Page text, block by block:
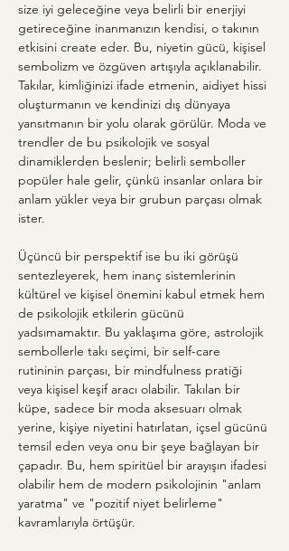
size iyi geleceğine veya belirli bir enerjiyi
getireceğine inanmanızın kendisi, o takının
etkisini create eder. Bu, niyetin gücü, kişisel
sembolizm ve özgüven artışıyla açıklanabilir.
Takılar, kimliğinizi ifade etmenin, aidiyet hissi
oluşturmanın ve kendinizi dış dünyaya
yansıtmanın bir yolu olarak görülür. Moda ve
trendler de bu psikolojik ve sosyal
dinamiklerden beslenir; belirli semboller
popüler hale gelir, çünkü insanlar onlara bir
anlam yükler veya bir grubun parçası olmak
ister.
Üçüncü bir perspektif ise bu iki görüşü
sentezleyerek, hem inanç sistemlerinin
kültürel ve kişisel önemini kabul etmek hem
de psikolojik etkilerin gücünü
yadsımamaktır. Bu yaklaşıma göre, astrolojik
sembollerle takı seçimi, bir self-care
rutininin parçası, bir mindfulness pratiği
veya kişisel keşif aracı olabilir. Takılan bir
küpe, sadece bir moda aksesuarı olmak
yerine, kişiye niyetini hatırlatan, içsel gücünü
temsil eden veya onu bir şeye bağlayan bir
çapadır. Bu, hem spiritüel bir arayışın ifadesi
olabilir hem de modern psikolojinin "anlam
yaratma" ve "pozitif niyet belirleme"
kavramlarıyla örtüşür.